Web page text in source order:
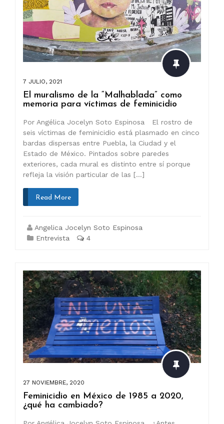
7 JULIO, 2021
El muralismo de la “Malhablada” como
memoria para víctimas de feminicidio
Por Angélica Jocelyn Soto Espinosa El rostro de
seis víctimas de feminicidio está plasmado en cinco
bardas dispersas entre Puebla, la Ciudad y el
Estado de México. Pintados sobre paredes
exteriores, cada mural es distinto entre sí porque
refleja la visión particular de las […]
Read More
Angelica Jocelyn Soto Espinosa
Entrevista
4
27 NOVIEMBRE, 2020
Feminicidio en México de 1985 a 2020,
¿qué ha cambiado?